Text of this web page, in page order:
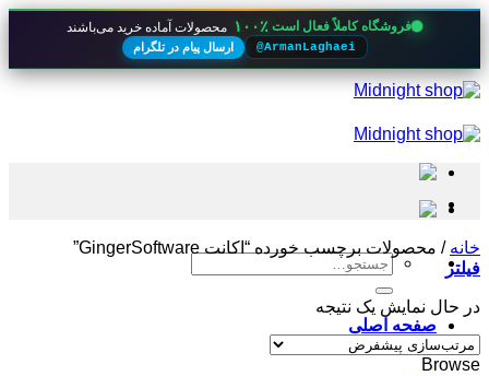
فروشگاه کاملاً فعال است ۱۰۰٪ محصولات آماده خرید می‌باشند
@ArmanLaghaei ارسال پیام در تلگرام
Skip
to
جستجو
صفحه اصلی
خانه / محصولات برچسب خورده “اکانت GingerSoftware”
فیلتر
در حال نمایش یک نتیجه
Browse